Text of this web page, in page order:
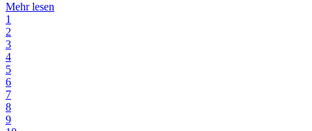
Mehr lesen
1
2
3
4
5
6
7
8
9